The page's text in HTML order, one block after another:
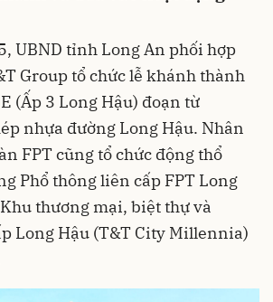
UBND tỉnh Long An phối hợp
Group tổ chức lễ khánh thành
(Ấp 3 Long Hậu) đoạn từ
nhựa đường Long Hậu. Nhân
FPT cũng tổ chức động thổ
Phổ thông liên cấp FPT Long
thương mại, biệt thự và
Long Hậu (T&T City Millennia)